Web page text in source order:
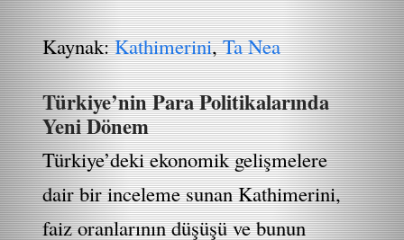
Kaynak:Kathimerini,Ta Nea
Türkiye’nin Para Politikalarında
Yeni Dönem
Türkiye’deki ekonomik gelişmelere
dair bir inceleme sunan Kathimerini,
faiz oranlarının düşüşü ve bunun